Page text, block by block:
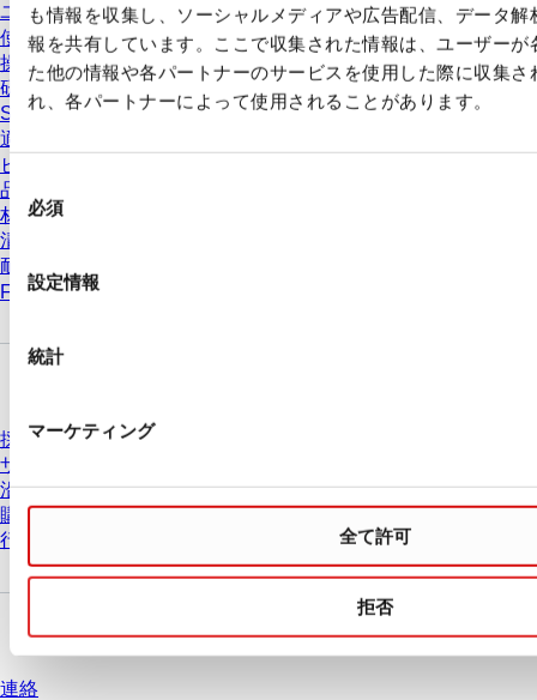
も情報を収集し、ソーシャルメディアや広告配信、データ
報を共有しています。ここで収集された情報は、ユーザーが
た他の情報や各パートナーのサービスを使用した際に収集
れ、各パートナーによって使用されることがあります。
同
意
の
選
択
必須
設定情報
統計
マーケティング
全て許可
拒否
ユーザー情報
使用方法
操作手順
研究
Safety Data Sheets(SDS)
適合宣言
ビデオ
品質管理
材質特性
清浄度レベル
耐薬品性
Freezing SARSTEDT Tubes
会社とキャリア
採用情報
ザルスタットについて
沿革
購買と物流
行動原則
連絡